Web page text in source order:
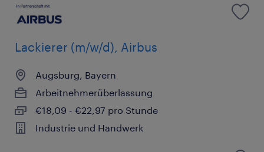
Lackierer (m/w/d), Airbus
Augsburg, Bayern
Arbeitnehmerüberlassung
€18,09 - €22,97 pro Stunde
Industrie und Handwerk